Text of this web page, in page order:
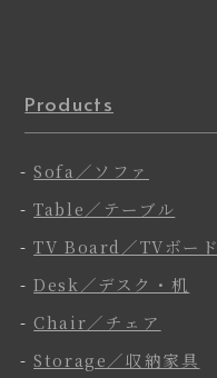
Products
-Sofa／ソファ
-Table／テーブル
-TV Board／TVボード
-Desk／デスク・机
- Chair／チェア
-Storage／収納家具